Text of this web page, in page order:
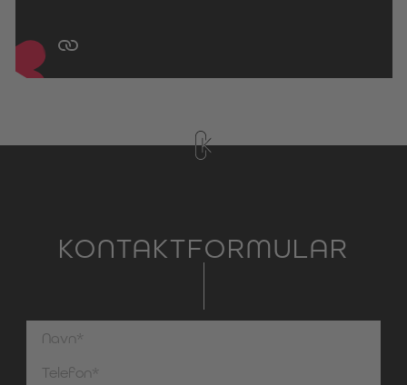
KONTAKTFORMULAR